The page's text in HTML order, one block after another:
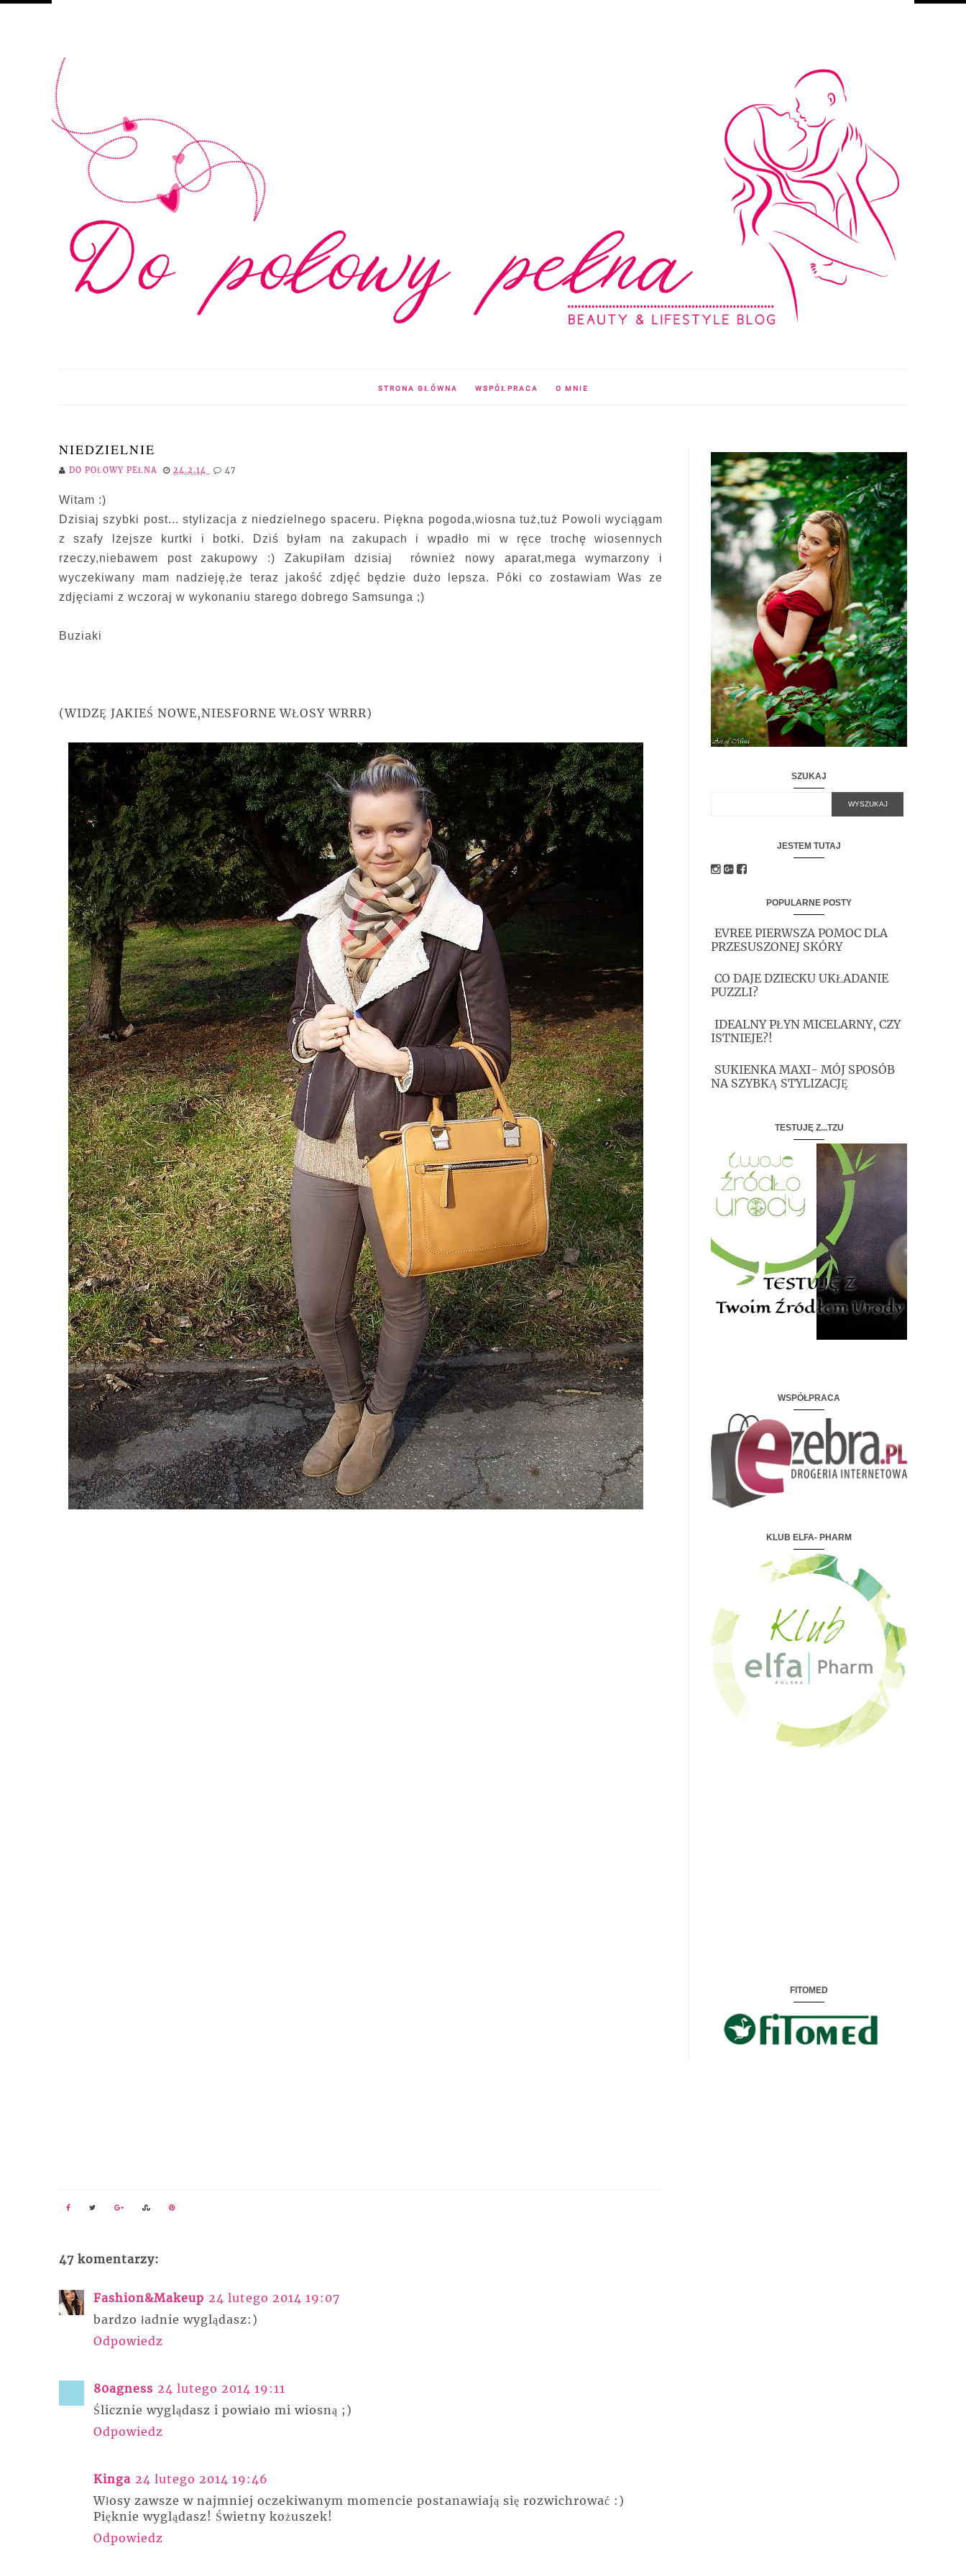
STRONA GŁÓWNA WSPÓŁPRACA O MNIE
NIEDZIELNIE
DO POŁOWY PEŁNA 24.2.14 47
Witam :)
Dzisiaj szybki post... stylizacja z niedzielnego spaceru. Piękna pogoda,wiosna tuż,tuż Powoli wyciągam
z szafy lżejsze kurtki i botki. Dziś byłam na zakupach i wpadło mi w ręce trochę wiosennych
rzeczy,niebawem post zakupowy :) Zakupiłam dzisiaj również nowy aparat,mega wymarzony i
wyczekiwany mam nadzieję,że teraz jakość zdjęć będzie dużo lepsza. Póki co zostawiam Was ze
zdjęciami z wczoraj w wykonaniu starego dobrego Samsunga ;)
Buziaki
(WIDZĘ JAKIEŚ NOWE,NIESFORNE WŁOSY WRRR)
47 komentarzy:
Fashion&Makeup 24 lutego 2014 19:07
bardzo ładnie wyglądasz:)
Odpowiedz
80agness 24 lutego 2014 19:11
Ślicznie wyglądasz i powiało mi wiosną ;)
Odpowiedz
Kinga 24 lutego 2014 19:46
Włosy zawsze w najmniej oczekiwanym momencie postanawiają się rozwichrować :)
Pięknie wyglądasz! Świetny kożuszek!
Odpowiedz
SZUKAJ
JESTEM TUTAJ
POPULARNE POSTY
EVREE PIERWSZA POMOC DLA
PRZESUSZONEJ SKÓRY
CO DAJE DZIECKU UKŁADANIE
PUZZLI?
IDEALNY PŁYN MICELARNY, CZY
ISTNIEJE?!
SUKIENKA MAXI- MÓJ SPOSÓB
NA SZYBKĄ STYLIZACJĘ
TESTUJĘ Z...TZU
WSPÓŁPRACA
KLUB ELFA- PHARM
FITOMED